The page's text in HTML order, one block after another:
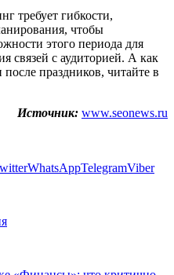
требует гибкости,
чтобы
этого периода для
связей с аудиторией. А как
праздников, читайте в
Источник: www.seonews.ru
WhatsAppTelegramViber